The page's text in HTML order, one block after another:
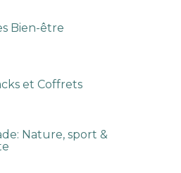
Bien-être
et Coffrets
Nature, sport &